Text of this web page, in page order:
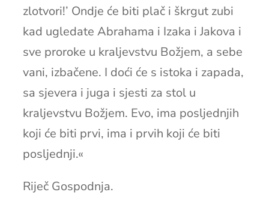
zlotvori!’ Ondje će biti plač i škrgut zubi
kad ugledate Abrahama i Izaka i Jakova i
sve proroke u kraljevstvu Božjem, a sebe
vani, izbačene. I doći će s istoka i zapada,
sa sjevera i juga i sjesti za stol u
kraljevstvu Božjem. Evo, ima posljednjih
koji će biti prvi, ima i prvih koji će biti
posljednji.«
Riječ Gospodnja.